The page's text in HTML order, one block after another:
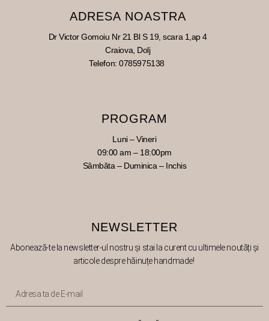
ADRESA NOASTRA
Dr Victor Gomoiu Nr 21 Bl S 19, scara 1,ap 4
Craiova, Dolj
Telefon: 0785975138
PROGRAM
Luni – Vineri
09:00 am – 18:00pm
Sâmbăta – Duminica – Inchis
NEWSLETTER
Abonează-te la newsletter-ul nostru și stai la curent cu ultimelenoutăți și
articole despre hăinuțehandmade!